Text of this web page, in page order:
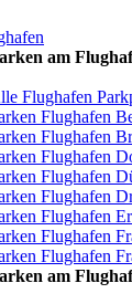
am
Flughafen
Flughafen
Flughafen
Flughafen
Flughafen
Flughafen
Flughafen
Flughafen
Flughafen
am